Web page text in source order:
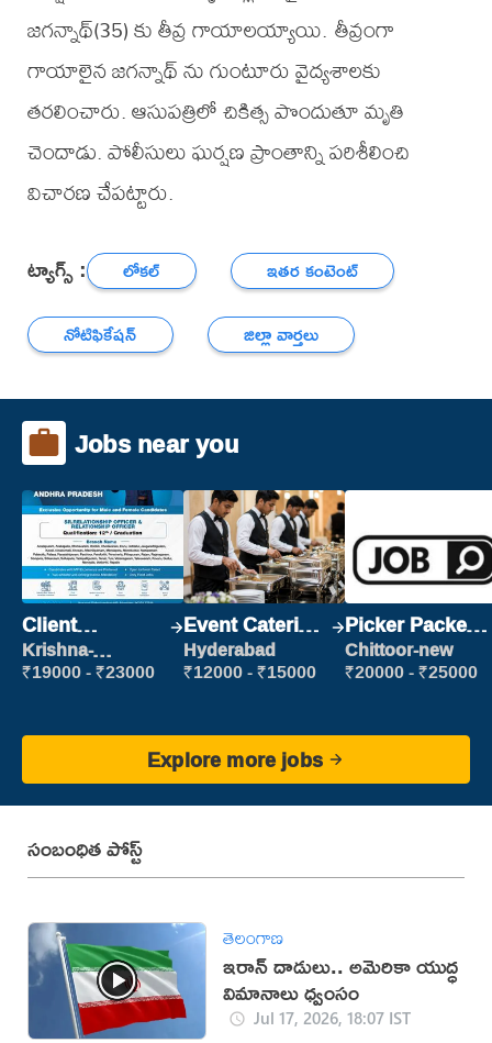
జగన్నాథ్(35) కు తీవ్ర గాయాలయ్యాయి. తీవ్రంగా
గాయాలైన జగన్నాథ్ ను గుంటూరు వైద్యశాలకు
తరలించారు. ఆసుపత్రిలో చికిత్స పొందుతూ మృతి
చెందాడు. పోలీసులు ఘర్షణ ప్రాంతాన్ని పరిశీలించి
విచారణ చేపట్టారు.
ట్యాగ్స్ : లోకల్
ఇతర కంటెంట్
నోటిఫికేషన్
జిల్లా వార్తలు
Jobs near you
Client
Relationship
Executive
Krishna-
vijayawada
₹19000 - ₹23000
Event Catering
Staff
Hyderabad
₹12000 - ₹15000
Picker Packer
(Picking &
Packing)
Chittoor-new
₹20000 - ₹25000
Explore more jobs
సంబంధిత పోస్ట్
తెలంగాణ
ఇరాన్‌ దాడులు.. అమెరికా యుద్ధ
విమానాలు ధ్వంసం
Jul 17, 2026, 18:07 IST